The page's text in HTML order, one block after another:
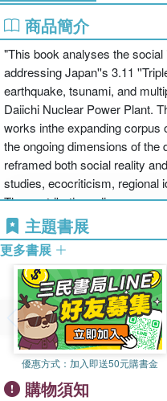
商品簡介
"This book analyses the
addressing Japan''s 3.11
earthquake, tsunami, and
Daiichi Nuclear Power Plant.
works inthe expanding corpus
the ongoing dimensions of the
reframed both social reality
studies, ecocriticism, regional
The contributions discuss
the literary world, tracing the
years after the triple disaster.
offer a glimpse into the public
disasters can fundamentally
conception of both history
a more comprehensive
of Japanese society and
analysis, this book will be of
Japanese and Asian Studies,
Humanities, as well as Cultural
主題書展
更多書展
優惠方式： 加入即送50元購書金
購物須知